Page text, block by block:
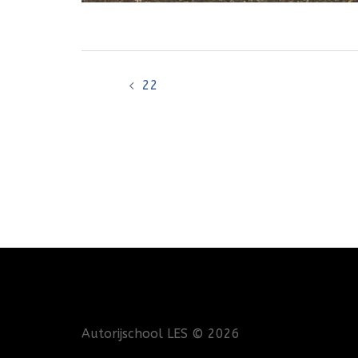
Bericht
22
Autorijschool LES © 2026